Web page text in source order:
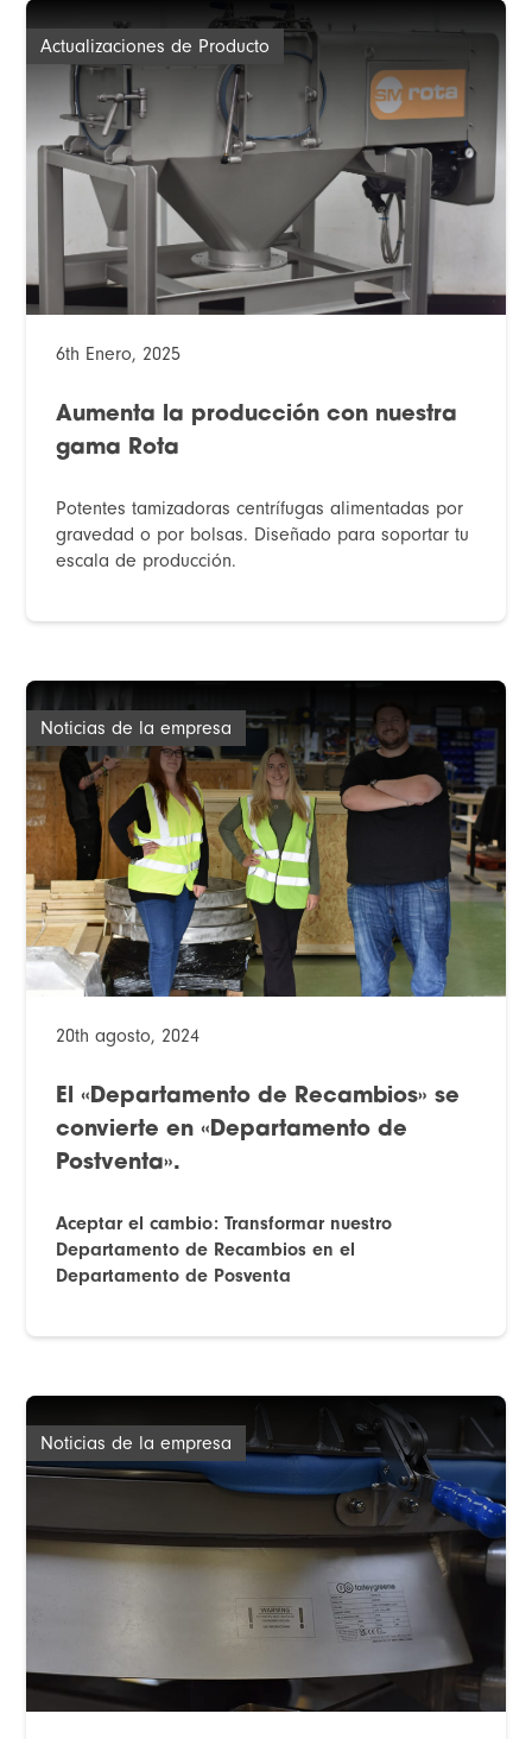
Actualizaciones de Producto
6th Enero, 2025
Aumenta la producción con nuestra
gama Rota
Potentes tamizadoras centrífugas alimentadas por
gravedad o por bolsas. Diseñado para soportar tu
escala de producción.
Noticias de la empresa
20th agosto, 2024
El «Departamento de Recambios» se
convierte en «Departamento de
Postventa».
Aceptar el cambio: Transformar nuestro
Departamento de Recambios en el
Departamento de Posventa
Noticias de la empresa